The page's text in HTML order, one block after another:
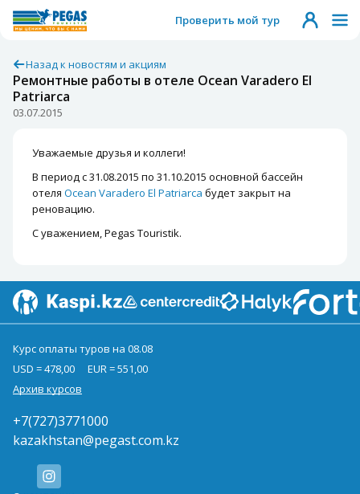
Проверить мой тур
Назад к новостям и акциям
Ремонтные работы в отеле Ocean Varadero El
Patriarca
03.07.2015
Уважаемые друзья и коллеги!
В период с 31.08.2015 по 31.10.2015 основной бассейн
отеля Ocean Varadero El Patriarca будет закрыт на
реновацию.
С уважением, Pegas Touristik.
Курс оплаты туров на 08.08
USD = 478,00
EUR = 551,00
Архив курсов
+7(727)3771000
kazakhstan@pegast.com.kz